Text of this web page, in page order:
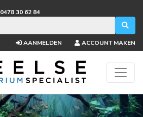
0478 30 62 84
AANMELDEN ACCOUNT MAKEN